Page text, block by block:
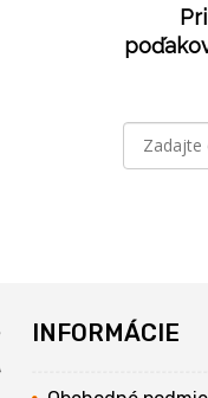
INFORMÁCIE